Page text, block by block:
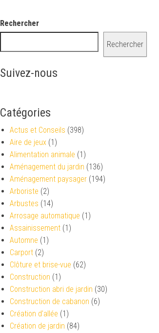
Rechercher
Rechercher
Suivez-nous
Catégories
Actus et Conseils (398)
Aire de jeux (1)
Alimentation animale (1)
Aménagement du jardin (136)
Aménagement paysager (194)
Arboriste (2)
Arbustes (14)
Arrosage automatique (1)
Assainissement (1)
Automne (1)
Carport (2)
Clôture et brise-vue (62)
Construction (1)
Construction abri de jardin (30)
Construction de cabanon (6)
Création d’allée (1)
Création de jardin (84)